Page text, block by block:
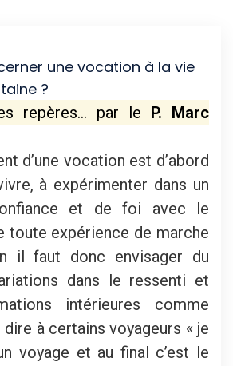
une vocation à la vie
?
repères… par le P. Marc
d’une vocation est d’abord
à expérimenter dans un
et de foi avec le
toute expérience de marche
il faut donc envisager du
dans le ressenti et
intérieures comme
à certains voyageurs « je
voyage et au final c’est le